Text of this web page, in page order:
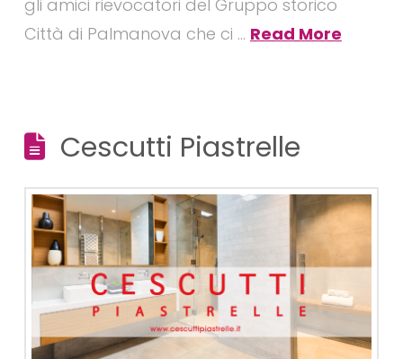
gli amici rievocatori del Gruppo storico
Città di Palmanova che ci … Read More
Cescutti Piastrelle